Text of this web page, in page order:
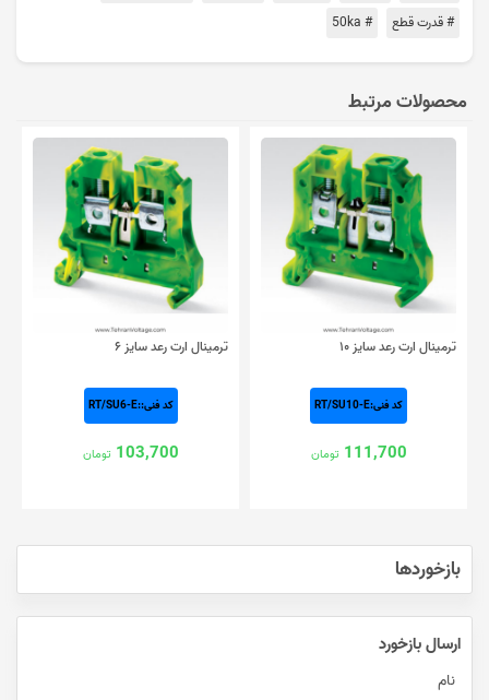
# قدرت قطع
# 50ka
محصولات مرتبط
ترمینال ارت رعد سایز ۱۰
کد فنی:RT/SU10-E
111,700 تومان
ترمینال ارت رعد سایز ۶
کد فنی::RT/SU6-E
103,700 تومان
بازخوردها
ارسال بازخورد
نام